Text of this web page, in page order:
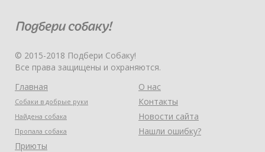
© 2015-2018 Подбери Собаку!
Все права защищены и охраняются.
Главная
Собаки в добрые руки
Найдена собака
Пропала собака
Приюты
О нас
Контакты
Новости сайта
Нашли ошибку?